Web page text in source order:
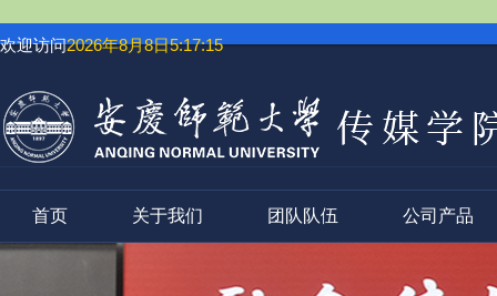
欢迎访问2026年8月8日5:17:16
首页 关于我们 团队队伍 公司产品